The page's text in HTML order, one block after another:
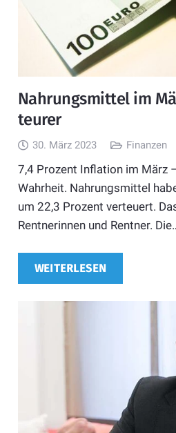
Nahrungsmittel im
teurer
30. März 2023 Finanzen
7,4 Prozent Inflation im März
Wahrheit. Nahrungsmittel
um 22,3 Prozent verteuert.
Rentnerinnen und Rentner.
WEITERLESEN